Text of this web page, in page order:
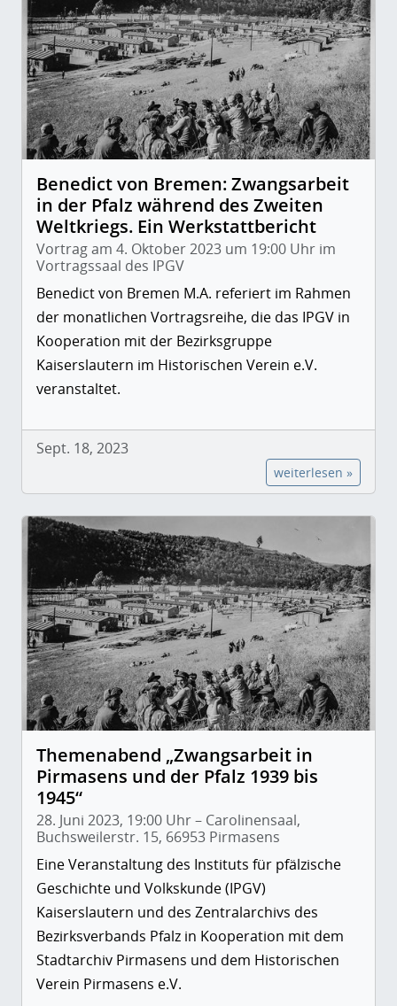
Benedict von Bremen: Zwangsarbeit
in der Pfalz während des Zweiten
Weltkriegs. Ein Werkstattbericht
Vortrag am 4. Oktober 2023 um 19:00 Uhr im
Vortragssaal des IPGV
Benedict von Bremen M.A. referiert im Rahmen
der monatlichen Vortragsreihe, die das IPGV in
Kooperation mit der Bezirksgruppe
Kaiserslautern im Historischen Verein e.V.
veranstaltet.
Sept. 18, 2023
weiterlesen »
Themenabend „Zwangsarbeit in
Pirmasens und der Pfalz 1939 bis
1945“
28. Juni 2023, 19:00 Uhr – Carolinensaal,
Buchsweilerstr. 15, 66953 Pirmasens
Eine Veranstaltung des Instituts für pfälzische
Geschichte und Volkskunde (IPGV)
Kaiserslautern und des Zentralarchivs des
Bezirksverbands Pfalz in Kooperation mit dem
Stadtarchiv Pirmasens und dem Historischen
Verein Pirmasens e.V.